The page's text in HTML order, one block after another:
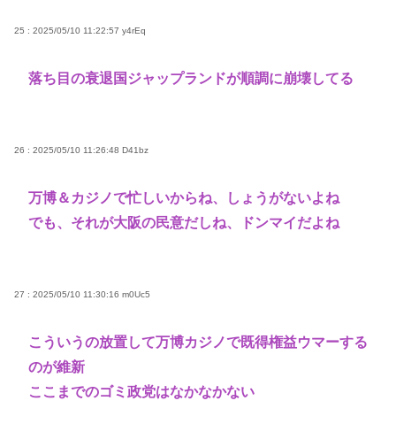
25 : 2025/05/10 11:22:57 y4rEq
落ち目の衰退国ジャップランドが順調に崩壊してる
26 : 2025/05/10 11:26:48 D41bz
万博＆カジノで忙しいからね、しょうがないよね
でも、それが大阪の民意だしね、ドンマイだよね
27 : 2025/05/10 11:30:16 m0Uc5
こういうの放置して万博カジノで既得権益ウマーする
のが維新
ここまでのゴミ政党はなかなかない